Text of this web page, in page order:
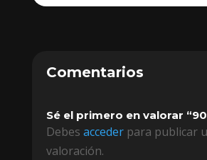
Comentarios
Sé el primero en valorar
Debes accederpara publicar
valoración.